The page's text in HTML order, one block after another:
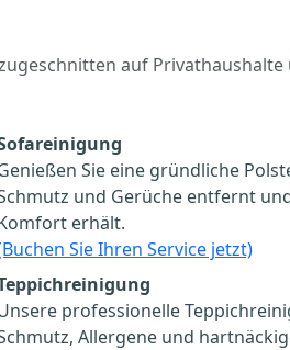
auf Privathaushalte
Sie eine gründliche
und Gerüche entfernt
erhält.
Sie Ihren Service jetzt)
professionelle
Allergene und